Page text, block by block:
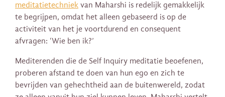
meditatietechniek van Maharshi is redelijk gemakkelijk
te begrijpen, omdat het alleen gebaseerd is op de
activiteit van het je voortdurend en consequent
afvragen: ‘Wie ben ik?’
Mediterenden die de Self Inquiry meditatie beoefenen,
proberen afstand te doen van hun ego en zich te
bevrijden van gehechtheid aan de buitenwereld, zodat